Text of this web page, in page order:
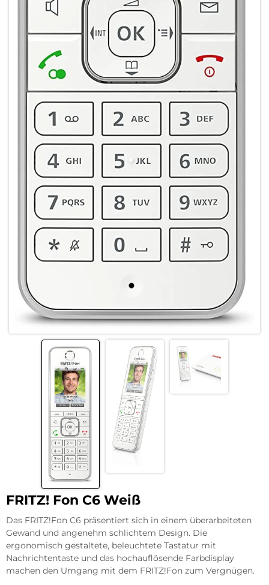
FRITZ! Fon C6 Weiß
Das FRITZ!Fon C6 präsentiert sich in einem überarbeiteten
Gewand und angenehm schlichtem Design. Die
ergonomisch gestaltete, beleuchtete Tastatur mit
Nachrichtentaste und das hochauflösende Farbdisplay
machen den Umgang mit dem FRITZ!Fon zum Vergnügen.